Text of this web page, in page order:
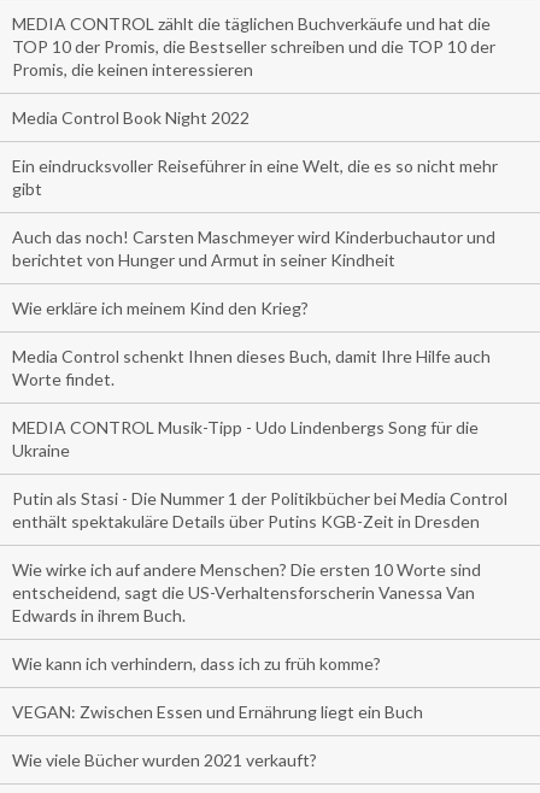
MEDIA CONTROL zählt die täglichen Buchverkäufe und hat die
TOP 10 der Promis, die Bestseller schreiben und die TOP 10 der
Promis, die keinen interessieren
Media Control Book Night 2022
Ein eindrucksvoller Reiseführer in eine Welt, die es so nicht mehr
gibt
Auch das noch! Carsten Maschmeyer wird Kinderbuchautor und
berichtet von Hunger und Armut in seiner Kindheit
Wie erkläre ich meinem Kind den Krieg?
Media Control schenkt Ihnen dieses Buch, damit Ihre Hilfe auch
Worte findet.
MEDIA CONTROL Musik-Tipp - Udo Lindenbergs Song für die
Ukraine
Putin als Stasi - Die Nummer 1 der Politikbücher bei Media Control
enthält spektakuläre Details über Putins KGB-Zeit in Dresden
Wie wirke ich auf andere Menschen? Die ersten 10 Worte sind
entscheidend, sagt die US-Verhaltensforscherin Vanessa Van
Edwards in ihrem Buch.
Wie kann ich verhindern, dass ich zu früh komme?
VEGAN: Zwischen Essen und Ernährung liegt ein Buch
Wie viele Bücher wurden 2021 verkauft?